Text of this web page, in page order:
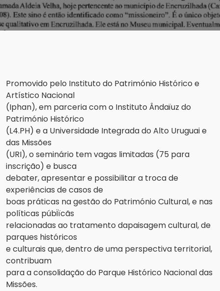
Promovido pelo Instituto do Património Histórico e
Artístico Nacional
(Iphan), em parceria com o Instituto Ândaïuz do
Património Histórico
(L4.PH) e a Universidade Integrada do Alto Uruguai e
das Missões
(URI), o seminário tem vagas limitadas (75 para
inscrição) e busca
debater, apresentar e possibilitar a troca de
experiências de casos de
boas práticas na gestão do Património Cultural, e nas
políticas púbÏïcãs
relacionadas ao tratamento dapaisagem cultural, de
parques históricos
e culturais que, dentro de uma perspectiva territorial,
contribuam
para a consolidação do Parque Histórico Nacional das
Missões.